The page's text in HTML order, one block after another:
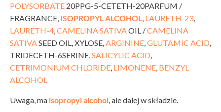
POLYSORBATE 20PPG-5-CETETH-20PARFUM /
FRAGRANCE, ISOPROPYL ALCOHOL LAURETH-23
LAURETH-4 CAMELINA SATIVA OIL /CAMELINA
SATIVA SEED OIL, XYLOSE, ARGININE GLUTAMIC ACID
TRIDECETH-6SERINE, SALICYLIC ACID
CETRIMONIUM CHLORIDE LIMONENE BENZYL
ALCOHOL
Uwaga, ma isopropyl alcohol , ale dalej w składzie.